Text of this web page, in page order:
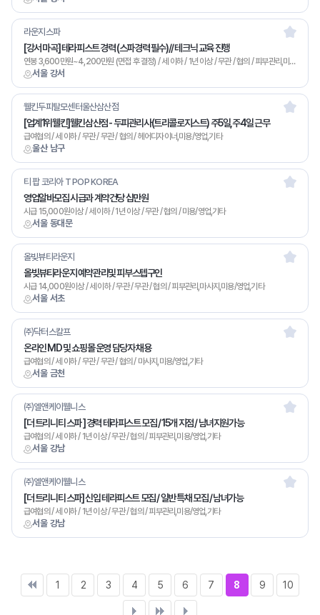
서울 강서
라운지스파
[강서 마곡] 테라피스트 경력 (스파경력 필수)// 테크닉 교육 진행
연봉 3,600만원~4,200만원 (면접 후 결정) / 세 이하 / 1년 이상 / 무관 / 협의 / 피부관리,미용/영업,기타
울산 남구
웰킨두피탈모센터울산삼산점
[업계1위웰킨]웰킨삼산점 - 두피관리사(트리콜로지스트) 주5일,주4일 근무
급여협의 / 세 이하 / 무관 / 무관 / 협의 / 헤어디자이너,미용/영업,기타
서울 동대문
티 팝 코리아 T POP KOREA
영업알바모집 시급과 계약건당 십만원
시급 15,000원이상 / 세 이하 / 1년 이상 / 무관 / 협의 / 미용/영업,기타
서울 서초
올빚뷰티라운지
올빚뷰티라운지 예약관리및 피부스텝구인
시급 14,000원이상 / 세 이하 / 무관 / 무관 / 협의 / 피부관리,마사지,미용/영업,기타
서울 금천
㈜닥터스칼프
온라인 MD 및 쇼핑몰 운영 담당자 채용
급여협의 / 세 이하 / 무관 / 무관 / 협의 / 마사지,미용/영업,기타
서울 강남
㈜엘앤케이웰니스
[더 트리니티 스파 ] 경력 테라피스트 모집 / 15개 지점 / 남녀지원가능
급여협의 / 세 이하 / 1년 이상 / 무관 / 협의 / 피부관리,미용/영업,기타
서울 강남
㈜엘앤케이웰니스
[더 트리니티 스파] 신입 테라피스트 모집 / 일반 특채 모집 / 남녀가능
급여협의 / 세 이하 / 1년 이상 / 무관 / 협의 / 피부관리,미용/영업,기타
1 2 3 4 5 6 7 8 9 10